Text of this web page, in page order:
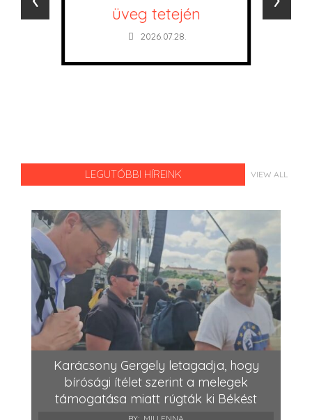
üveg tetején
2026.07.28.
LEGUTÓBBI HÍREINK VIEW ALL
Karácsony Gergely letagadja, hogy
bírósági ítélet szerint a melegek
támogatása miatt rúgták ki Békést